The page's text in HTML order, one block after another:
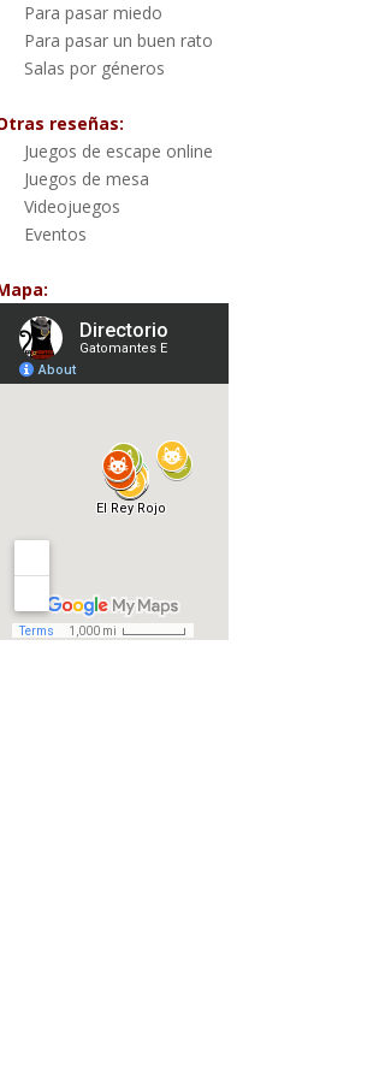
Para pasar miedo
Para pasar un buen rato
Salas por géneros
reseñas:
Juegos de escape online
Juegos de mesa
Videojuegos
Eventos